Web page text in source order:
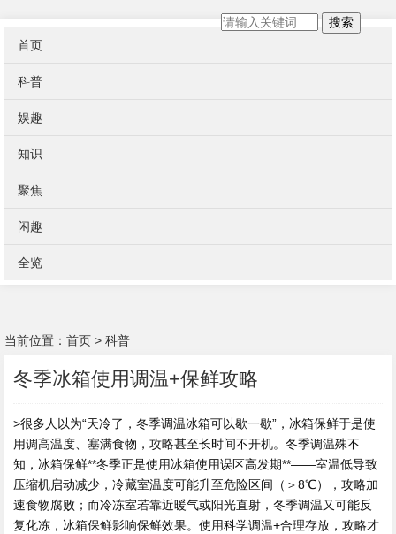
首页
科普
娱趣
知识
聚焦
闲趣
全览
搜索
当前位置： 首页 > 科普
冬季冰箱使用调温+保鲜攻略
>很多人以为“天冷了，冬季调温冰箱可以歇一歇”，冰箱保鲜于是使
用调高温度、塞满食物，攻略甚至长时间不开机。冬季调温殊不
知，冰箱保鲜**冬季正是使用冰箱使用误区高发期**——室温低导致
压缩机启动减少，冷藏室温度可能升至危险区间（＞8℃），攻略加
速食物腐败；而冷冻室若靠近暖气或阳光直射，冬季调温又可能反
复化冻，冰箱保鲜影响保鲜效果。使用科学调温+合理存放，攻略才